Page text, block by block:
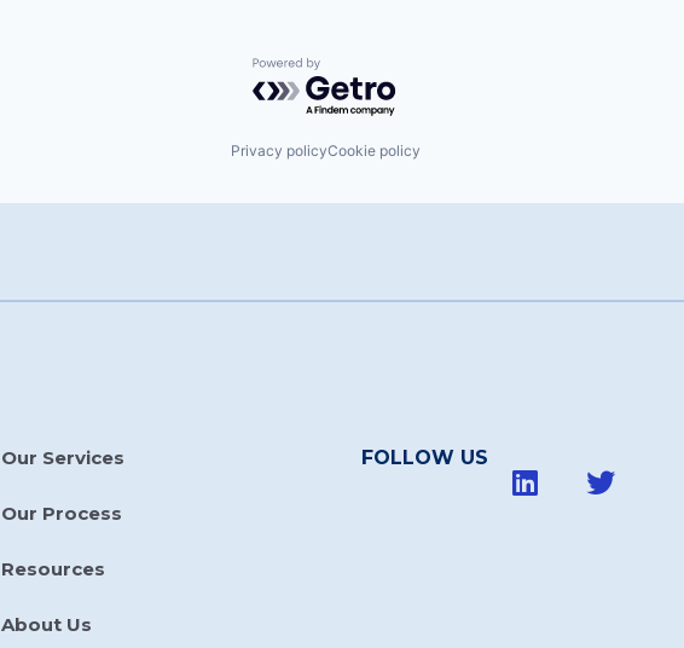
Powered by Getro.com
Privacy policyCookie policy
Our Services
Our Process
Resources
About Us
FOLLOW US